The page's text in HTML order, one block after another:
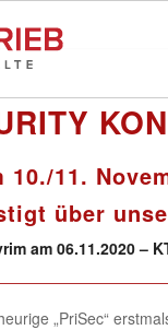
11.
über
am 06.11.2020 –
„PriSec“